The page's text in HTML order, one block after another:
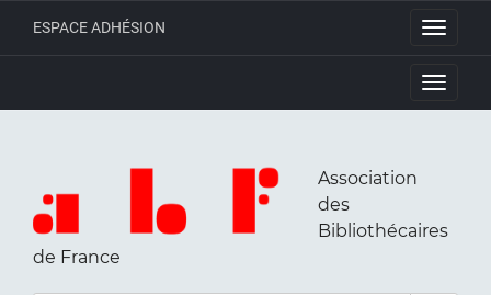
Toggle
ESPACE ADHÉSION
Toggle
Association
des
Bibliothécaires
de France